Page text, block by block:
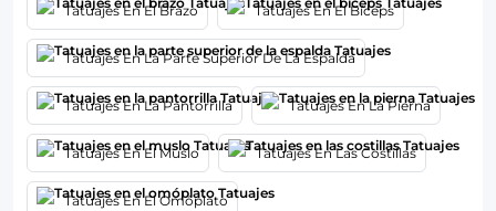
Tatuajes En El Brazo Tatuajes En El Bíceps
Tatuajes En La Parte Superior De La Espalda
Tatuajes En La Pantorrilla Tatuajes En La Pierna
Tatuajes En El Muslo Tatuajes En Las Costillas
Tatuajes En El Omóplato